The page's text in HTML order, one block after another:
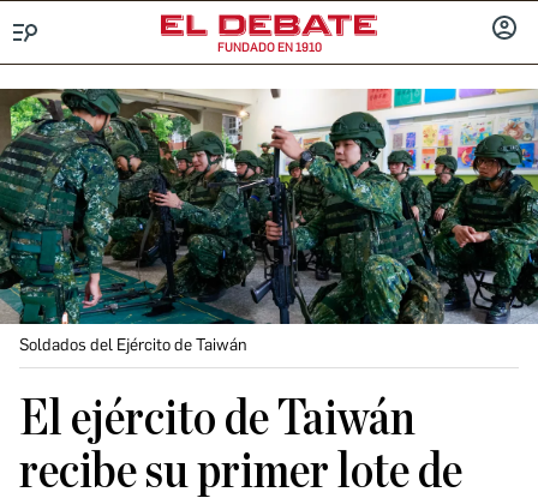
FUNDADO EN 1910
Soldados del Ejército de Taiwán
El ejército de Taiwán
recibe su primer lote de